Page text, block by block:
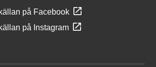
på Facebook
på Instagram